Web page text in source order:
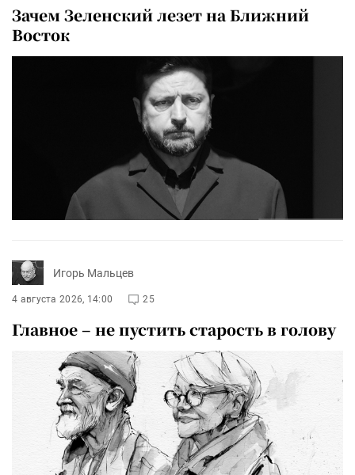
Зачем Зеленский лезет на Ближний
Восток
Игорь Мальцев
4 августа 2026, 14:00 25
Главное – не пустить старость в голову